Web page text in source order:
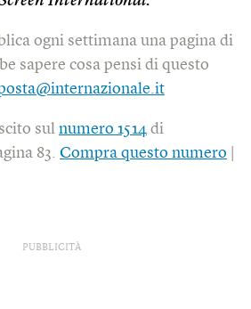
ogni settimana una pagina di
sapere cosa pensi di questo
sul numero 1514 di
83. Compra questo numero
PUBBLICITÀ